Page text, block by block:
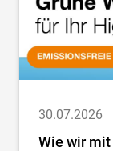
30.07.2026
Wie wir